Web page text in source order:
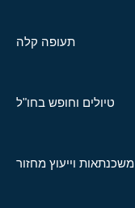
תעופה קלה
טיולים וחופש בחו"ל
משכנתאות וייעוץ מחזור